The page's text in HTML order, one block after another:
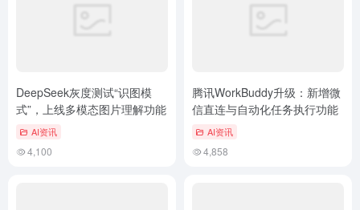
DeepSeek灰度测试“识图模
式”，上线多模态图片理解功能
AI资讯
4,100
腾讯WorkBuddy升级：新增微
信直连与自动化任务执行功能
AI资讯
4,858